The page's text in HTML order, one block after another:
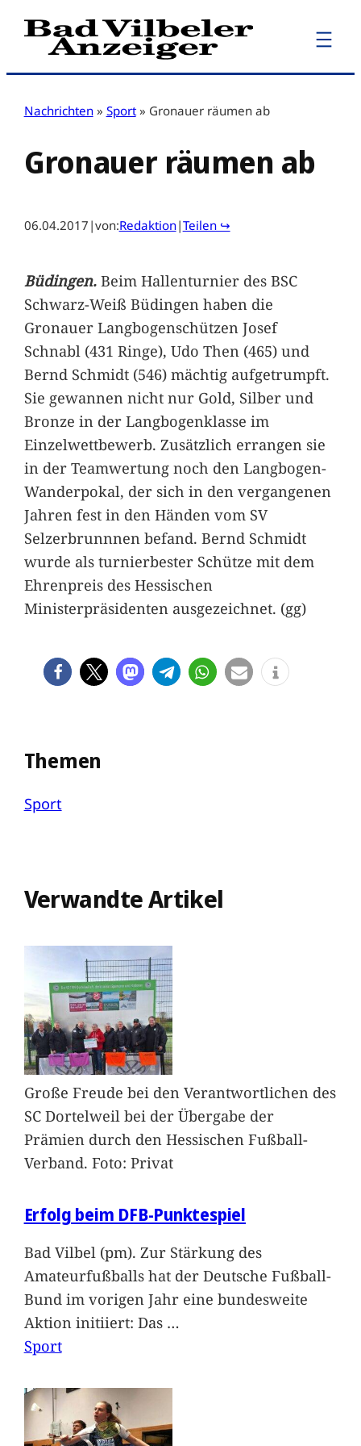
Zum
Inhalt
Nachrichten » Sport » Gronauer räumen ab
Gronauer räumen ab
06.04.2017 |von:Redaktion|Teilen ↪
Büdingen.Beim Hallenturnier des BSC
Schwarz-Weiß Büdingen haben die
Gronauer Langbogenschützen Josef
Schnabl (431 Ringe), Udo Then (465) und
Bernd Schmidt (546) mächtig aufgetrumpft.
Sie gewannen nicht nur Gold, Silber und
Bronze in der Langbogenklasse im
Einzelwettbewerb. Zusätzlich errangen sie
in der Teamwertung noch den Langbogen-
Wanderpokal, der sich in den vergangenen
Jahren fest in den Händen vom SV
Selzerbrunnnen befand. Bernd Schmidt
wurde als turnierbester Schütze mit dem
Ehrenpreis des Hessischen
Ministerpräsidenten ausgezeichnet. (gg)
Themen
Sport
Verwandte Artikel
Große Freude bei den Verantwortlichen des
SC Dortelweil bei der Übergabe der
Prämien durch den Hessischen Fußball-
Verband. Foto: Privat
Erfolg beim DFB-Punktespiel
Bad Vilbel (pm). Zur Stärkung des
Amateurfußballs hat der Deutsche Fußball-
Bund im vorigen Jahr eine bundesweite
Aktion initiiert: Das …
Sport